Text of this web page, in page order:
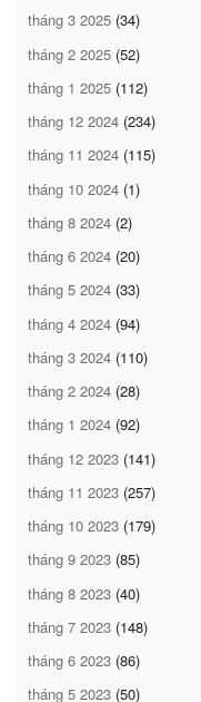
tháng 3 2025 (34)
tháng 2 2025 (52)
tháng 1 2025 (112)
tháng 12 2024 (234)
tháng 11 2024 (115)
tháng 10 2024 (1)
tháng 8 2024 (2)
tháng 6 2024 (20)
tháng 5 2024 (33)
tháng 4 2024 (94)
tháng 3 2024 (110)
tháng 2 2024 (28)
tháng 1 2024 (92)
tháng 12 2023 (141)
tháng 11 2023 (257)
tháng 10 2023 (179)
tháng 9 2023 (85)
tháng 8 2023 (40)
tháng 7 2023 (148)
tháng 6 2023 (86)
tháng 5 2023 (50)